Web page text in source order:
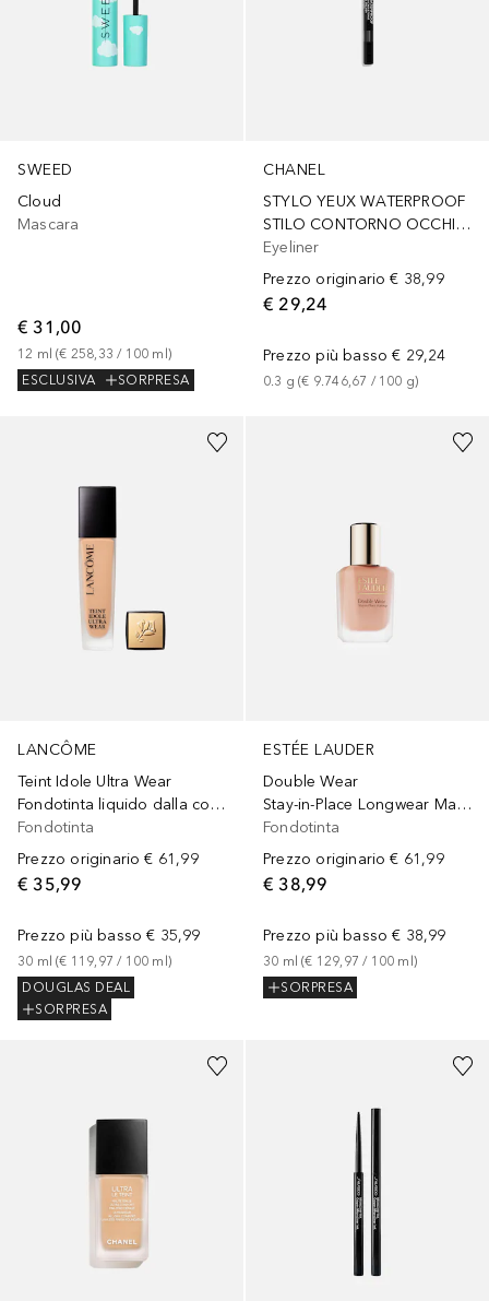
SWEED
Cloud
Mascara
€ 31,00
12 ml (€ 258,33 / 100 ml)
ESCLUSIVA
SORPRESA
CHANEL
STYLO YEUX WATERPROOF
STILO CONTORNO OCCHI, EYELINER E KHÔL A LUNGA TENUTA
Eyeliner
Prezzo originario € 38,99
€ 29,24
Prezzo più basso € 29,24
0.3 g (€ 9.746,67 / 100 g)
LANCÔME
Teint Idole Ultra Wear
Fondotinta liquido dalla coprenza leggera, tenuta 24h, finish matte naturale
Fondotinta
Prezzo originario € 61,99
€ 35,99
Prezzo più basso € 35,99
30 ml (€ 119,97 / 100 ml)
DOUGLAS DEAL
SORPRESA
+47 Sponsorizzato
ESTÉE LAUDER
Double Wear
Stay-in-Place Longwear Matte SPF10
Fondotinta
Prezzo originario € 61,99
€ 38,99
Prezzo più basso € 38,99
30 ml (€ 129,97 / 100 ml)
SORPRESA
+ Sponsorizzato
+13